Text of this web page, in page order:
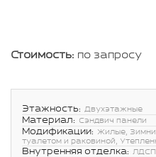
Стоимость: по запросу
Этажность: Двухэтажные
Материал: Сэндвич панели
Модификации: Жилые,
туалетом и раковиной,
Внутренняя отделка: ЛДСП